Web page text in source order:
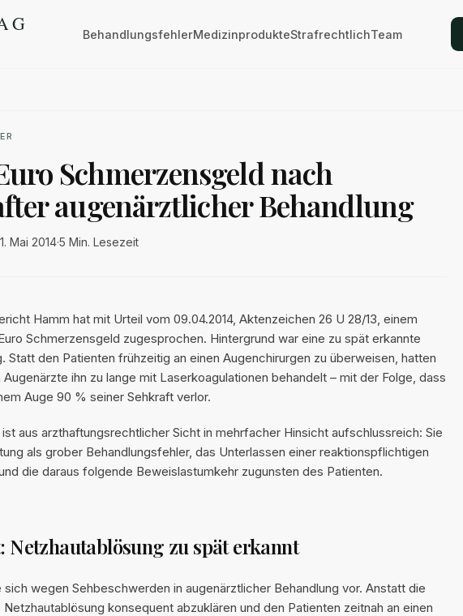
BehandlungsfehlerMedizinprodukteStrafrechtlichTeam
Schmerzensgeld nach
augenärztlicher Behandlung
Mai 2014·5 Min. Lesezeit
Hamm hat mit Urteil vom 09.04.2014, Aktenzeichen 26 U 28/13, einem
Schmerzensgeld zugesprochen. Hintergrund war eine zu spät erkannte
Statt den Patienten frühzeitig an einen Augenchirurgen zu überweisen, hatten
ihn zu lange mit Laserkoagulationen behandelt – mit der Folge, dass
Auge 90 % seiner Sehkraft verlor.
aus arzthaftungsrechtlicher Sicht in mehrfacher Hinsicht aufschlussreich: Sie
als grober Behandlungsfehler, das Unterlassen einer reaktionspflichtigen
die daraus folgende Beweislastumkehr zugunsten des Patienten.
Netzhautablösung zu spät erkannt
wegen Sehbeschwerden in augenärztlicher Behandlung vor. Anstatt die
konsequent abzuklären und den Patienten zeitnah an einen